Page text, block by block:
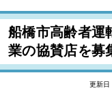
船橋市高齢者運
業の協賛店を募
更新日